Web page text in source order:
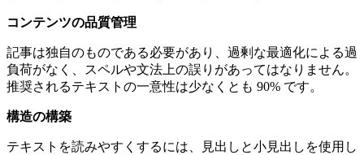
コンテンツの品質管理
記事は独自のものである必要があり、過剰な最適化による過
負荷がなく、スペルや文法上の誤りがあってはなりません。
推奨されるテキストの一意性は少なくとも 90% です。
構造の構築
テキストを読みやすくするには、見出しと小見出しを使用し